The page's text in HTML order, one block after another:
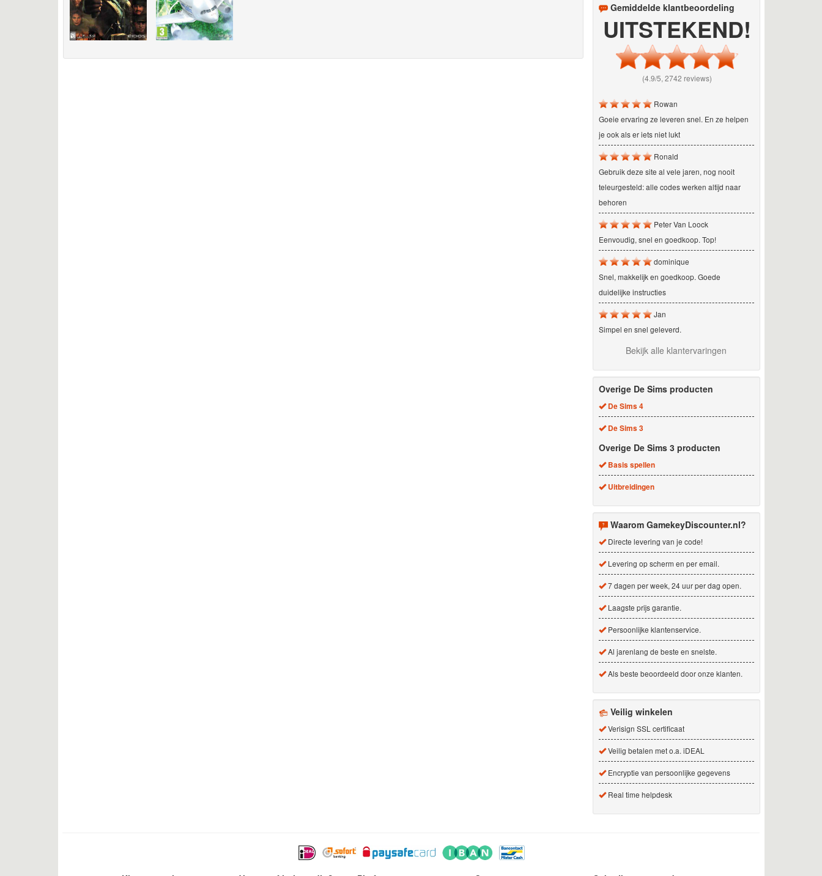
Gemiddelde klantbeoordeling
UITSTEKEND!
(4.9/5, 2742 reviews)
Rowan
Goeie ervaring ze leveren snel. En ze helpen
je ook als er iets niet lukt
Ronald
Gebruik deze site al vele jaren, nog nooit
teleurgesteld: alle codes werken altijd naar
behoren
Peter Van Loock
Eenvoudig, snel en goedkoop. Top!
dominique
Snel, makkelijk en goedkoop. Goede
duidelijke instructies
Jan
Simpel en snel geleverd.
Bekijk alle klantervaringen
Overige De Sims producten
De Sims 4
De Sims 3
Overige De Sims 3 producten
Basis spellen
Uitbreidingen
Waarom GamekeyDiscounter.nl?
Directe levering van je code!
Levering op scherm en per email.
7 dagen per week, 24 uur per dag open.
Laagste prijs garantie.
Persoonlijke klantenservice.
Al jarenlang de beste en snelste.
Als beste beoordeeld door onze klanten.
Veilig winkelen
Verisign SSL certificaat
Veilig betalen met o.a. iDEAL
Encryptie van persoonlijke gegevens
Real time helpdesk